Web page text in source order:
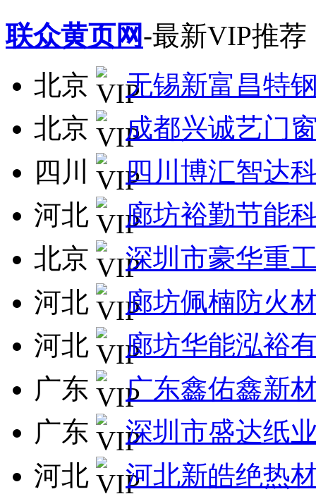
联众黄页网-最新VIP推荐
北京
无锡新富昌特
北京
成都兴诚艺门
四川
四川博汇智达
河北
廊坊裕勤节能
北京
深圳市豪华重
河北
廊坊佩楠防火
河北
廊坊华能泓裕
广东
广东鑫佑鑫新
广东
深圳市盛达纸
河北
河北新皓绝热